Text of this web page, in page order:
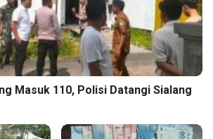
Masuk 110, Polisi Datangi Sialang